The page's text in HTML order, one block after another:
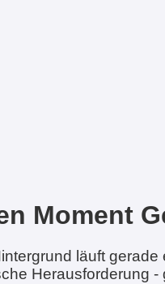
Moment
läuft gerade
Herausforderung -